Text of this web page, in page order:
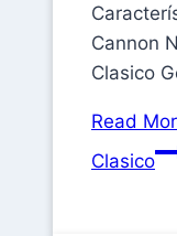
Cannon
Clasico
Read
Clasico